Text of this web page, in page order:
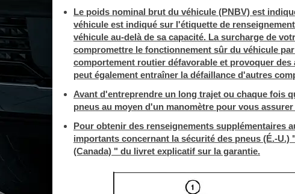
Le poids nominal brut du véhicule (PNBV) est
véhicule est indiqué sur l'étiquette de
véhicule au-delà de sa capacité. La surcharge de
compromettre le fonctionnement sûr du véhicule
comportement routier défavorable et provoquer
peut également entraîner la défaillance d'autres
Avant d'entreprendre un long trajet ou chaque fois
pneus au moyen d'un manomètre pour vous
Pour obtenir des renseignements supplémentaires
importants concernant la sécurité des pneus (É.-
(Canada) " du livret explicatif sur la garantie.